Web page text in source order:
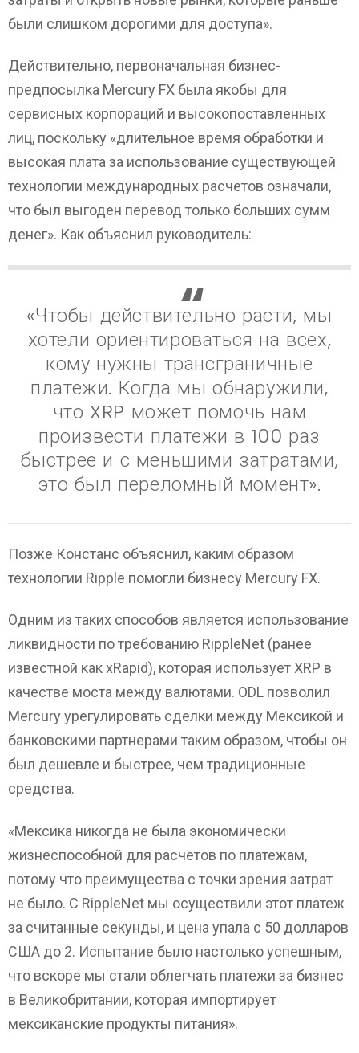
были слишком дорогими для доступа».
Действительно, первоначальная бизнес-
предпосылка Mercury FX была якобы для
сервисных корпораций и высокопоставленных
лиц, поскольку «длительное время обработки и
высокая плата за использование существующей
технологии международных расчетов означали,
что был выгоден перевод только больших сумм
денег». Как объяснил руководитель:
«Чтобы действительно расти, мы
хотели ориентироваться на всех,
кому нужны трансграничные
платежи. Когда мы обнаружили,
что XRP может помочь нам
произвести платежи в 100 раз
быстрее и с меньшими затратами,
это был переломный момент».
Позже Констанс объяснил, каким образом
технологии Ripple помогли бизнесу Mercury FX.
Одним из таких способов является использование
ликвидности по требованию RippleNet (ранее
известной как xRapid), которая использует XRP в
качестве моста между валютами. ODL позволил
Mercury урегулировать сделки между Мексикой и
банковскими партнерами таким образом, чтобы он
был дешевле и быстрее, чем традиционные
средства.
«Мексика никогда не была экономически
жизнеспособной для расчетов по платежам,
потому что преимущества с точки зрения затрат
не было. С RippleNet мы осуществили этот платеж
за считанные секунды, и цена упала с 50 долларов
США до 2. Испытание было настолько успешным,
что вскоре мы стали облегчать платежи за бизнес
в Великобритании, которая импортирует
мексиканские продукты питания».